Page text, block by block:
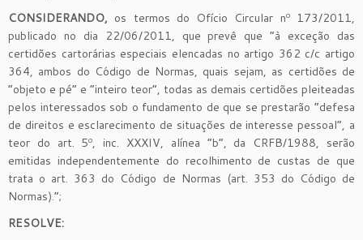
CONSIDERANDO, os termos do Ofício Circular nº 173/2011,
publicado no dia 22/06/2011, que prevê que “à exceção das
certidões cartorárias especiais elencadas no artigo 362 c/c artigo
364, ambos do Código de Normas, quais sejam, as certidões de
“objeto e pé” e “inteiro teor”, todas as demais certidões pleiteadas
pelos interessados sob o fundamento de que se prestarão “defesa
de direitos e esclarecimento de situações de interesse pessoal”, a
teor do art. 5º, inc. XXXIV, alínea “b”, da CRFB/1988, serão
emitidas independentemente do recolhimento de custas de que
trata o art. 363 do Código de Normas (art. 353 do Código de
Normas).”;
RESOLVE: